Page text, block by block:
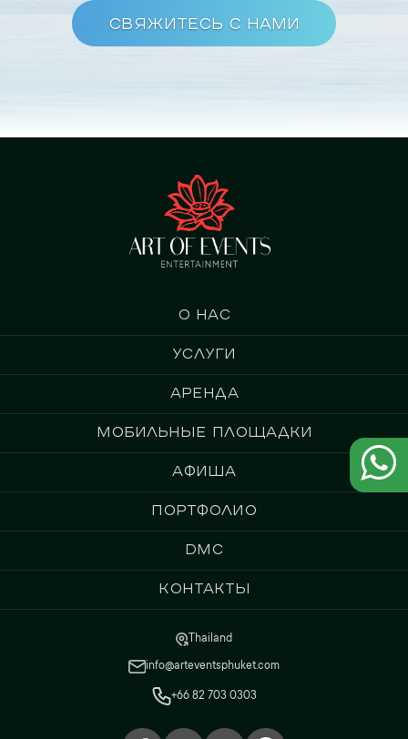
Свяжитесь с нами
О нас
Услуги
Аренда
Мобильные площадки
Афиша
Портфолио
DMC
Контакты
Thailand
info@arteventsphuket.com
+66 82 703 0303